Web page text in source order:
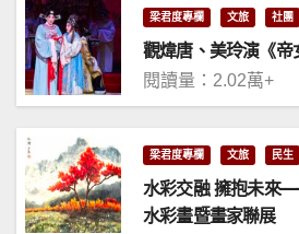
梁君度專欄 文旅 社團
觀煒唐、美玲演《帝
閱讀量：2.02萬+
梁君度專欄 文旅 民生
水彩交融 擁抱未
水彩畫暨畫家聯展